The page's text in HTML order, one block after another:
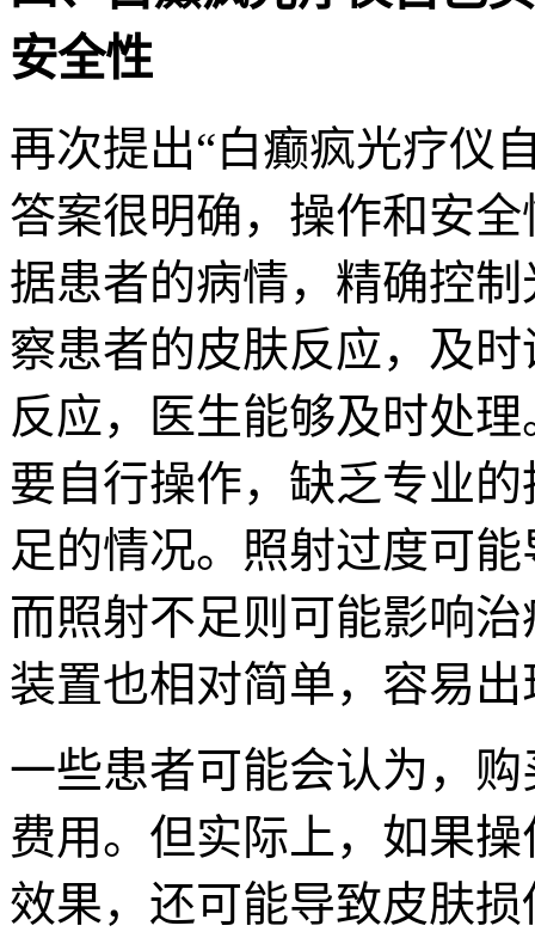
安全性
再次提出“白癫疯光疗仪
答案很明确，操作和安
据患者的病情，精确控
察患者的皮肤反应，及
反应，医生能够及时处
要自行操作，缺乏专业
足的情况。照射过度可
而照射不足则可能影响
装置也相对简单，容易
一些患者可能会认为，
费用。但实际上，如果
效果，还可能导致皮肤